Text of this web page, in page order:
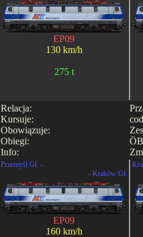
EP09
130 km/h
275 t
Relacja:
Kursuje:
Obowiązuje:
Obiegi:
Info:
Przemyśl Gł. -
- Kraków Gł.
EP09
160 km/h